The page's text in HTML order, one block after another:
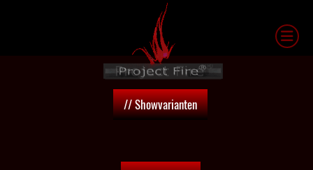
// Showvarianten